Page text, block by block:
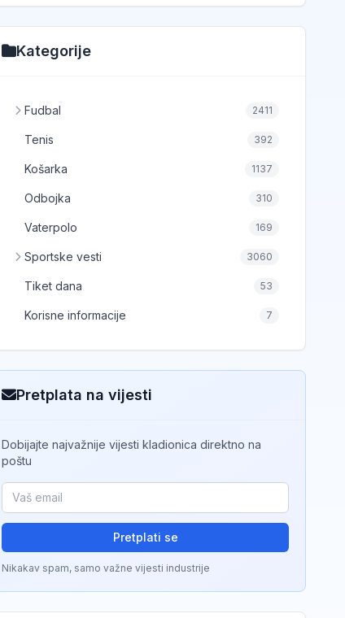
Kategorije
Fudbal 2411
Tenis 392
Košarka 1137
Odbojka 310
Vaterpolo 169
Sportske vesti 3060
Tiket dana 53
Korisne informacije 7
Pretplata na vijesti
Dobijajte najvažnije vijesti kladionica direktno na
poštu
Pretplati se
Nikakav spam, samo važne vijesti industrije